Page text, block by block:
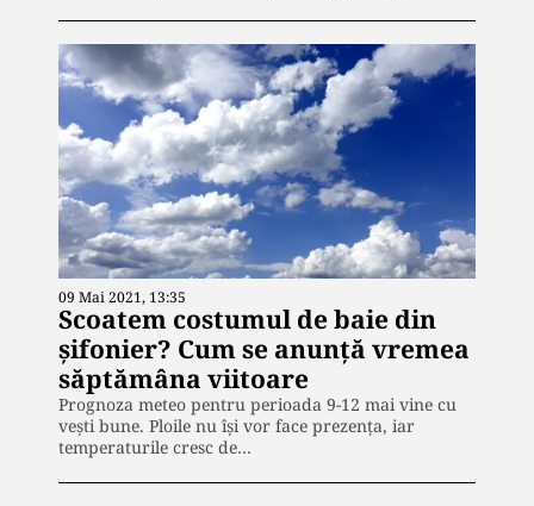
09 Mai 2021, 13:35
Scoatem costumul de baie din
șifonier? Cum se anunță vremea
săptămâna viitoare
Prognoza meteo pentru perioada 9-12 mai vine cu
vești bune. Ploile nu își vor face prezența, iar
temperaturile cresc de…